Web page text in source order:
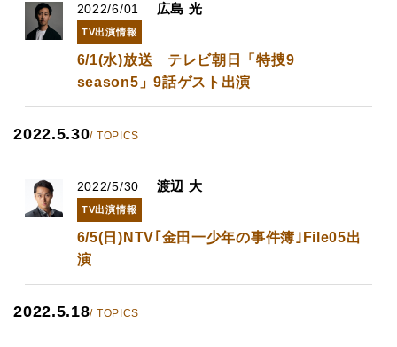
2022/6/01 広島 光
TV出演情報
6/1(水)放送 テレビ朝日「特捜9
season5」9話ゲスト出演
2022.5.30/ TOPICS
2022/5/30 渡辺 大
TV出演情報
6/5(日)NTV｢金田一少年の事件簿｣File05出
演
2022.5.18/ TOPICS